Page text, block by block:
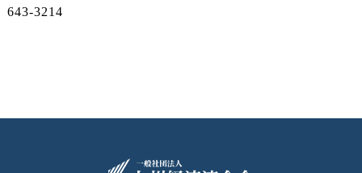
643-3214